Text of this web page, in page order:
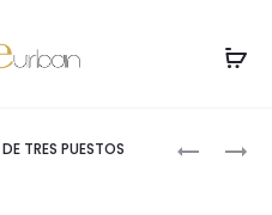
TRES PUESTOS